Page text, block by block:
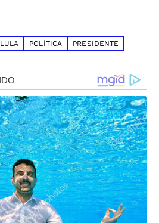
LULA POLÍTICA PRESIDENTE